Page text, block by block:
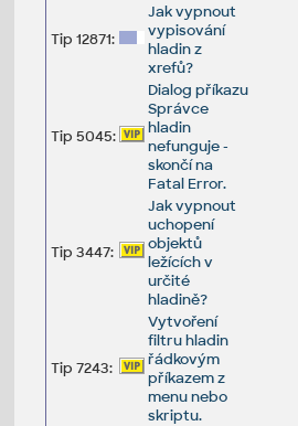
Tip 12871:
Jak vypnout
vypisování
hladin z
xrefů?
Tip 5045:
Dialog příkazu
Správce
hladin
nefunguje -
skončí na
Fatal Error.
Tip 3447:
Jak vypnout
uchopení
objektů
ležících v
určité
hladině?
Tip 7243:
Vytvoření
filtru hladin
řádkovým
příkazem z
menu nebo
skriptu.